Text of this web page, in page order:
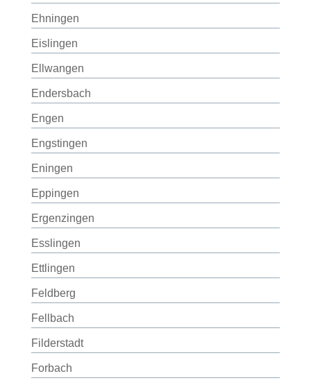
Ehningen
Eislingen
Ellwangen
Endersbach
Engen
Engstingen
Eningen
Eppingen
Ergenzingen
Esslingen
Ettlingen
Feldberg
Fellbach
Filderstadt
Forbach